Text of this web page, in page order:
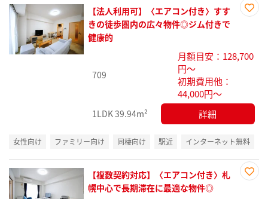
録
【法人利用可】〈エアコン付き〉すす
きの徒歩圏内の広々物件◎ジム付きで
健康的
709
月額目安：128,700
円～
初期費用他：
44,000円～
1LDK39.94m² 詳細
女性向け ファミリー向け 同棲向け 駅近 インターネット無料
【複数契約対応】〈エアコン付き〉札
幌中心で長期滞在に最適な物件◎